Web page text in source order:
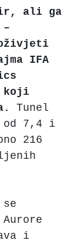
ali ga
IFA
koji
Tunel
7,4 i
216
i